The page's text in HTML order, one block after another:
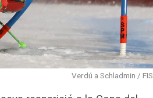
Verdú a Schladmin / FIS